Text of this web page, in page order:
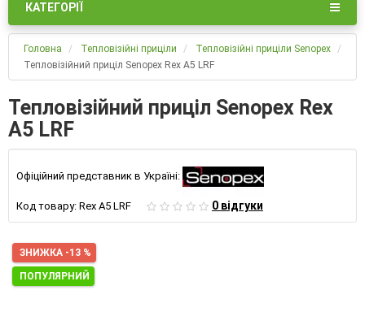
КАТЕГОРІЇ
Головна Тепловізійні приціли
Тепловізійні приціли Senopex
Тепловізійний приціл Senopex Rex A5 LRF
Тепловізійний приціл Senopex Rex
A5 LRF
Офіційний представник в Україні:
Код товару: Rex A5 LRF 0 відгуки
ЗНИЖКА -13 %
ПОПУЛЯРНИЙ